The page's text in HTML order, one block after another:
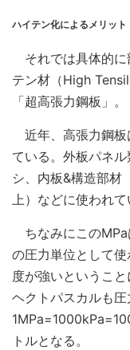
ハイテン化によるメリット
それでは具体的に
テン材（High
「超高張力鋼板」。
近年、高張力鋼板
ている。外板パネ
シ、内板&構造部材
上）などに使われて
ちなみにこのMPa
の圧力単位として
度が強いというこ
ヘクトパスカルも
トルとなる。